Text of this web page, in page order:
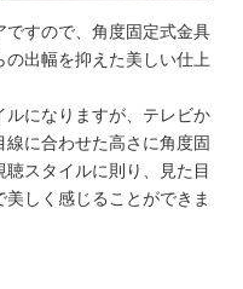
ですので、角度固定式金具
出幅を抑えた美しい仕上
になりますが、テレビか
に合わせた高さに角度固
スタイルに則り、見た目
しく感じることができま